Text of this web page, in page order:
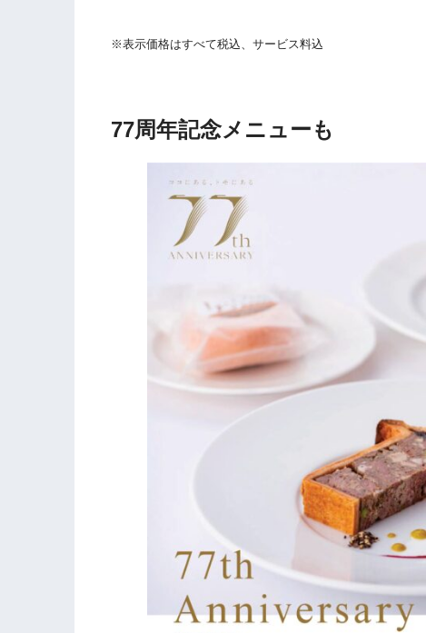
※表示価格はすべて税込、サービス料込
77周年記念メニューも